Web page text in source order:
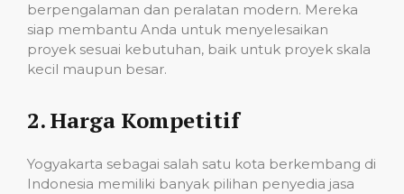
berpengalaman dan peralatan modern. Mereka
siap membantu Anda untuk menyelesaikan
proyek sesuai kebutuhan, baik untuk proyek skala
kecil maupun besar.
2.Harga Kompetitif
Yogyakarta sebagai salah satu kota berkembang di
Indonesia memiliki banyak pilihan penyedia jasa